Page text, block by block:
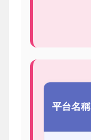
平台名稱